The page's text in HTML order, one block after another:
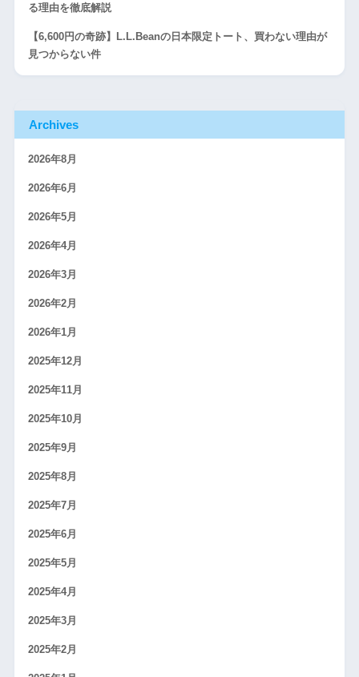
る理由を徹底解説
【6,600円の奇跡】L.L.Beanの日本限定トート、買わない理由が
見つからない件
Archives
2026年8月
2026年6月
2026年5月
2026年4月
2026年3月
2026年2月
2026年1月
2025年12月
2025年11月
2025年10月
2025年9月
2025年8月
2025年7月
2025年6月
2025年5月
2025年4月
2025年3月
2025年2月